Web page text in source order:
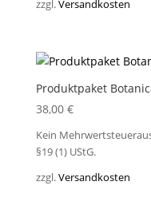
zzgl.Versandkosten
Produktpaket
38,00 €
Kein
§19 (1) UStG.
zzgl.Versandkosten